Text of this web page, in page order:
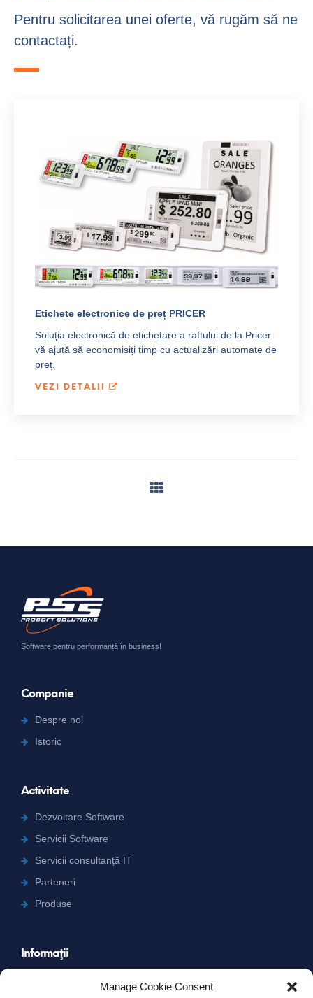
Manage Cookie Consent
Pentru solicitarea unei oferte, vă rugăm să ne
contactați.
Etichete electronice de preț PRICER
Soluția electronică de etichetare a raftului de la Pricer
vă ajută să economisiți timp cu actualizări automate de
preț.
VEZI DETALII
Software pentru performanță în business!
Companie
Despre noi
Istoric
Activitate
Dezvoltare Software
Servicii Software
Servicii consultanță IT
Parteneri
Produse
Informaţii